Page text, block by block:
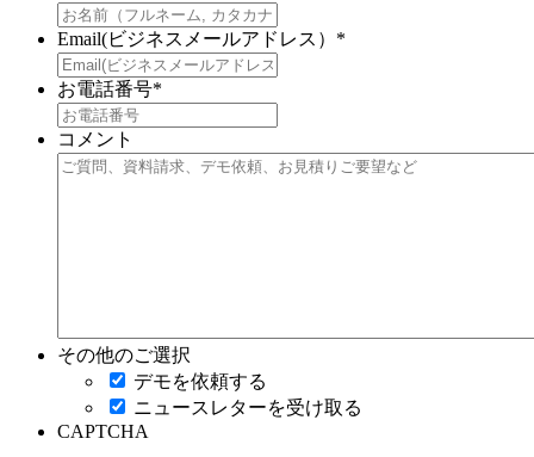
Email(ビジネスメールアドレス） *
お電話番号*
コメント
その他のご選択
デモを依頼する
ニュースレターを受け取る
CAPTCHA